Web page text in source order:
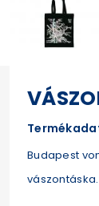
Budapest
vászontáska.